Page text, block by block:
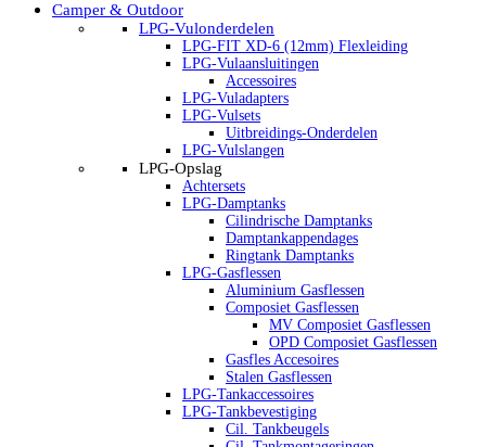
Camper & Outdoor
LPG-Vulonderdelen
LPG-FIT XD-6 (12mm) Flexleiding
LPG-Vulaansluitingen
Accessoires
LPG-Vuladapters
LPG-Vulsets
Uitbreidings-Onderdelen
LPG-Vulslangen
LPG-Opslag
Achtersets
LPG-Damptanks
Cilindrische Damptanks
Damptankappendages
Ringtank Damptanks
LPG-Gasflessen
Aluminium Gasflessen
Composiet Gasflessen
MV Composiet Gasflessen
OPD Composiet Gasflessen
Gasfles Accesoires
Stalen Gasflessen
LPG-Tankaccessoires
LPG-Tankbevestiging
Cil. Tankbeugels